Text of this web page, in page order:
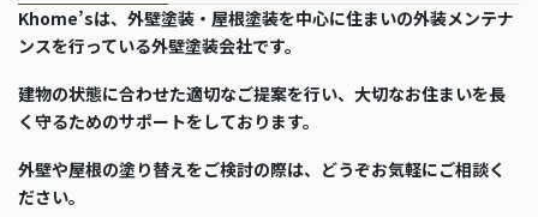
Khome’sは、外壁塗装・屋根塗装を中心に住まいの外装メンテナ
ンスを行っている外壁塗装会社です。
建物の状態に合わせた適切なご提案を行い、大切なお住まいを長
く守るためのサポートをしております。
外壁や屋根の塗り替えをご検討の際は、どうぞお気軽にご相談く
ださい。